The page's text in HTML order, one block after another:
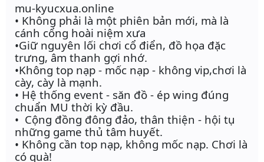
mu-kyucxua.online
• Không phải là một phiên bản mới, mà là
cánh cổng hoài niệm xưa
•Giữ nguyên lối chơi cổ điển, đồ họa đặc
trưng, âm thanh gợi nhớ.
•Không top nạp - mốc nạp - không vip,chơi là
cày, cày là mạnh.
• Hệ thống event - săn đồ - ép wing đúng
chuẩn MU thời kỳ đầu.
• Cộng đồng đông đảo, thân thiện - hội tụ
những game thủ tâm huyết.
• Không cần top nạp, không mốc nạp. Chơi là
có quà!